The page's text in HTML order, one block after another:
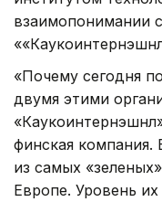
взаимопонимании
«Почему сегодня
двумя этими
финская компания.
из самых
Европе. Уровень